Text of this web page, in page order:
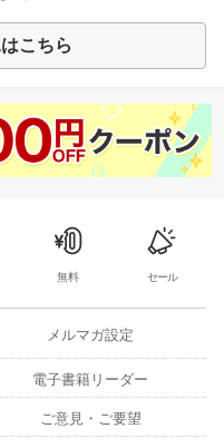
こちら
無料 セール
メルマガ設定
電子書籍リーダー
ご意見・ご要望